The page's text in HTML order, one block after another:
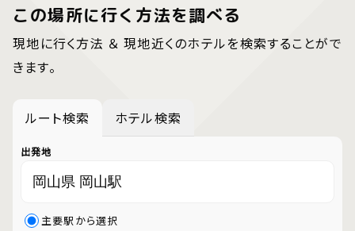
この場所に行く方法を調べる
現地に行く方法 ＆ 現地近くのホテルを検索することがで
きます。
ルート検索 ホテル検索
出発地
主要駅から選択